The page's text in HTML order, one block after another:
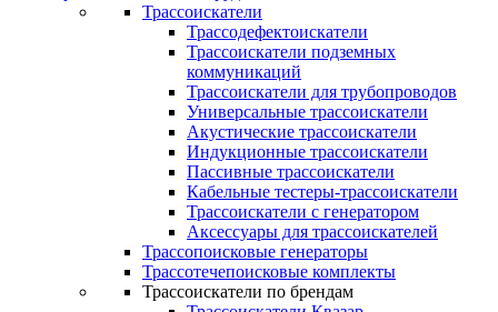
Трассоискатели
Трассодефектоискатели
Трассоискатели подземных
коммуникаций
Трассоискатели для трубопроводов
Универсальные трассоискатели
Акустические трассоискатели
Индукционные трассоискатели
Пассивные трассоискатели
Кабельные тестеры-трассоискатели
Трассоискатели с генератором
Аксессуары для трассоискателей
Трассопоисковые генераторы
Трассотечепоисковые комплекты
Трассоискатели по брендам